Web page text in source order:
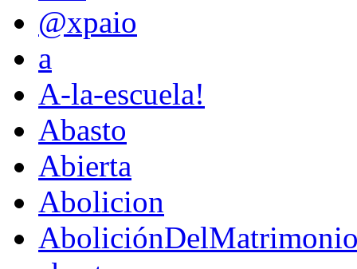
@xpaio
a
A-la-escuela!
Abasto
Abierta
Abolicion